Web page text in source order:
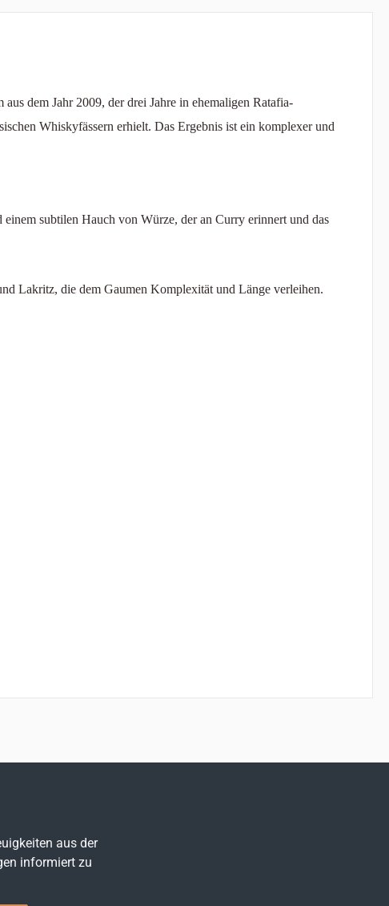
dem Jahr 2009, der drei Jahre in ehemaligen Ratafia-
Whiskyfässern erhielt. Das Ergebnis ist ein komplexer und
subtilen Hauch von Würze, der an Curry erinnert und das
Lakritz, die dem Gaumen Komplexität und Länge verleihen.
aus der
informiert zu